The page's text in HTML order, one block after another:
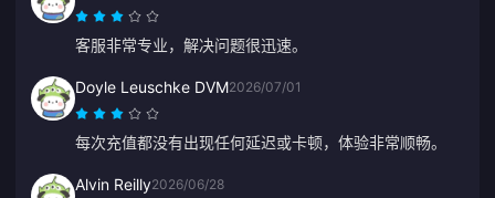
客服非常专业，解决问题很迅速。
Doyle Leuschke DVM2026/07/01
每次充值都没有出现任何延迟或卡顿，体验非常顺畅。
Alvin Reilly2026/06/28